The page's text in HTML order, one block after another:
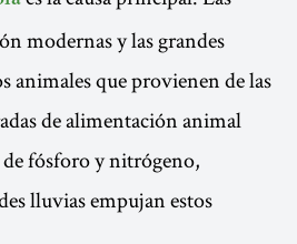
modernas y las grandes
animales que provienen de las
de alimentación animal
fósforo y nitrógeno,
lluvias empujan estos